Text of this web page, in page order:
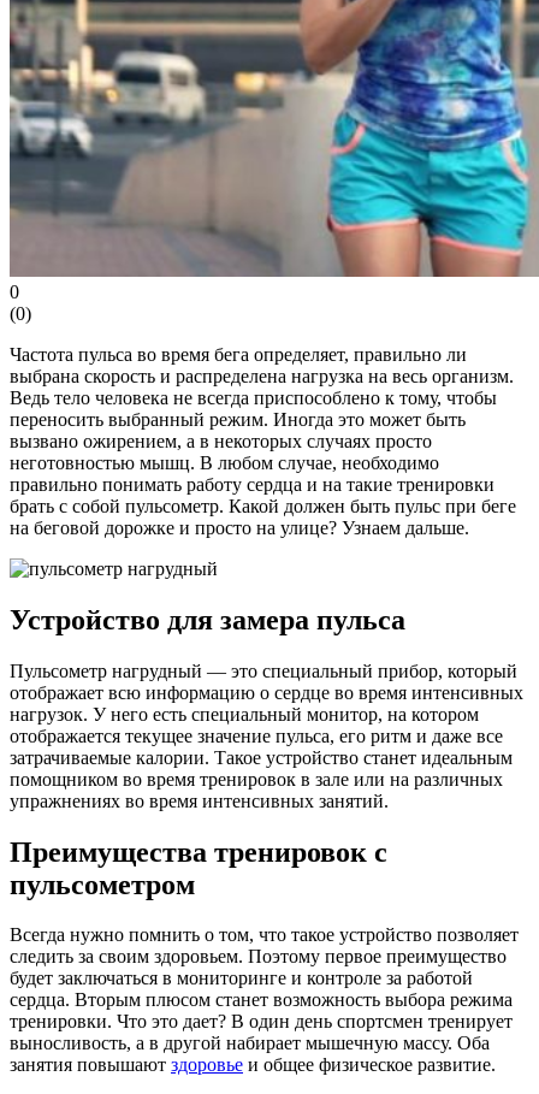
0
(0)
Частота пульса во время бега определяет, правильно ли
выбрана скорость и распределена нагрузка на весь организм.
Ведь тело человека не всегда приспособлено к тому, чтобы
переносить выбранный режим. Иногда это может быть
вызвано ожирением, а в некоторых случаях просто
неготовностью мышц. В любом случае, необходимо
правильно понимать работу сердца и на такие тренировки
брать с собой пульсометр. Какой должен быть пульс при беге
на беговой дорожке и просто на улице? Узнаем дальше.
Устройство для замера пульса
Пульсометр нагрудный — это специальный прибор, который
отображает всю информацию о сердце во время интенсивных
нагрузок. У него есть специальный монитор, на котором
отображается текущее значение пульса, его ритм и даже все
затрачиваемые калории. Такое устройство станет идеальным
помощником во время тренировок в зале или на различных
упражнениях во время интенсивных занятий.
Преимущества тренировок с
пульсометром
Всегда нужно помнить о том, что такое устройство позволяет
следить за своим здоровьем. Поэтому первое преимущество
будет заключаться в мониторинге и контроле за работой
сердца. Вторым плюсом станет возможность выбора режима
тренировки. Что это дает? В один день спортсмен тренирует
выносливость, а в другой набирает мышечную массу. Оба
занятия повышают здоровье и общее физическое развитие.